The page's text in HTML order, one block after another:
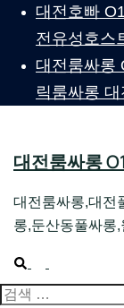
대전호빠
전유성호스
대전룸싸롱
릭룸싸롱
대전룸싸롱
대전룸싸롱,대전
롱,둔산동풀싸롱
Search
menu
검